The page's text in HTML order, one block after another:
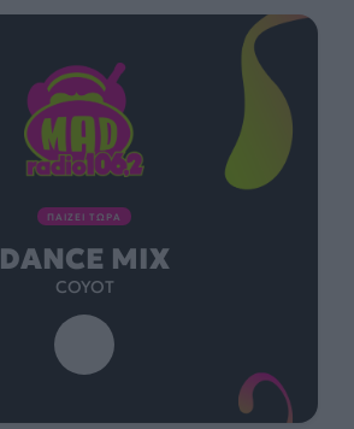
ΠΑΙΖΕΙ ΤΩΡΑ
DANCE MIX
COYOT